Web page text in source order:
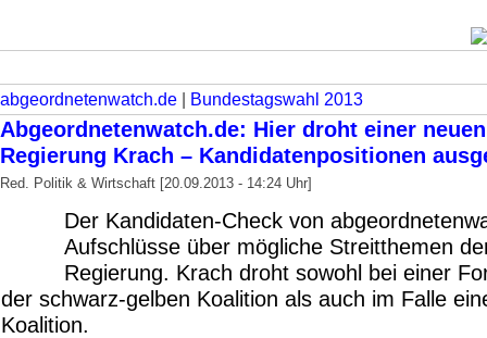
abgeordnetenwatch.de Bundestagswahl 2013
Abgeordnetenwatch.de: Hier droht einer neuen
Regierung Krach – Kandidatenpositionen
Red. Politik & Wirtschaft [20.09.2013 - 14:24 Uhr]
Der Kandidaten-Check von
Aufschlüsse über mögliche Streitthemen
Regierung. Krach droht sowohl bei einer
der schwarz-gelben Koalition als auch im Falle
Koalition.